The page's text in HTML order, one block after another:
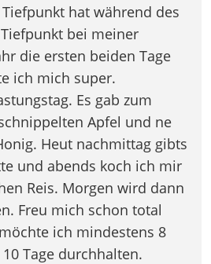
hat während des
bei meiner
die ersten beiden Tage
ich mich super.
Es gab zum
Apfel und ne
Heut nachmittag gibts
und abends koch ich mir
Reis. Morgen wird dann
Freu mich schon total
ich mindestens 8
Tage durchhalten.